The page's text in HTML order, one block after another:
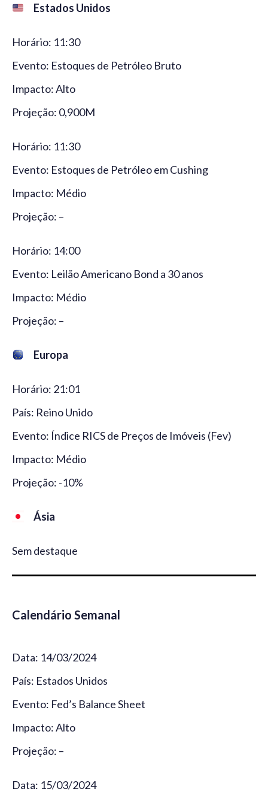
Estados Unidos
Horário: 11:30
Evento: Estoques de Petróleo Bruto
Impacto: Alto
Projeção: 0,900M
Horário: 11:30
Evento: Estoques de Petróleo em Cushing
Impacto: Médio
Projeção: –
Horário: 14:00
Evento: Leilão Americano Bond a 30 anos
Impacto: Médio
Projeção: –
Europa
Horário: 21:01
País: Reino Unido
Evento: Índice RICS de Preços de Imóveis (Fev)
Impacto: Médio
Projeção: -10%
Ásia
Sem destaque
Calendário Semanal
Data: 14/03/2024
País: Estados Unidos
Evento: Fed’s Balance Sheet
Impacto: Alto
Projeção: –
Data: 15/03/2024